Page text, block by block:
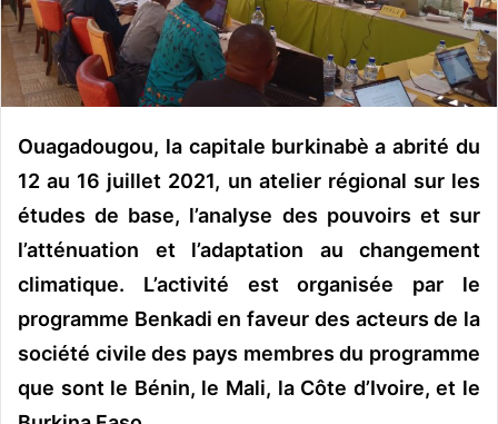
r
u
n
c
u
r
i
e
Ouagadougou, la capitale burkinabè a abrité du
12 au 16 juillet 2021, un atelier régional sur les
études de base, l’analyse des pouvoirs et sur
l’atténuation et l’adaptation au changement
climatique. L’activité est organisée par le
programme Benkadi en faveur des acteurs de la
société civile des pays membres du programme
que sont le Bénin, le Mali, la Côte d’Ivoire, et le